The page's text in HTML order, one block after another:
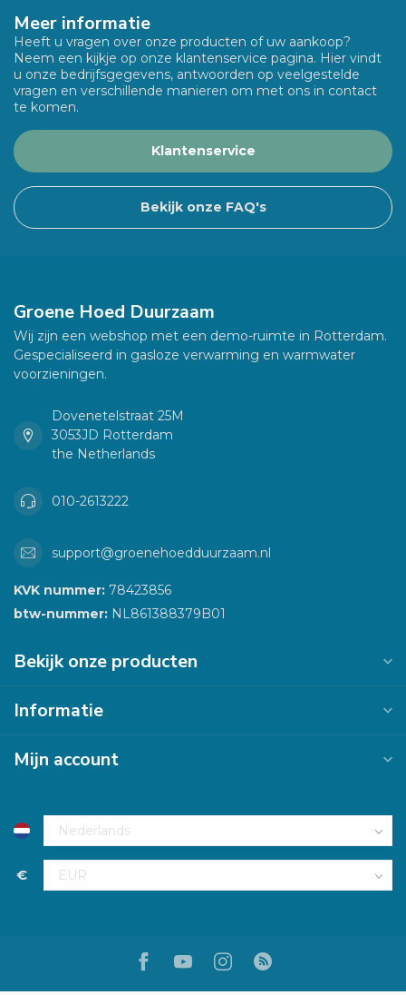
Meer informatie
Heeft u vragen over onze producten of uw aankoop?
Neem een kijkje op onze klantenservice pagina. Hier vindt
u onze bedrijfsgegevens, antwoorden op veelgestelde
vragen en verschillende manieren om met ons in contact
te komen.
Klantenservice
Bekijk onze FAQ's
Groene Hoed Duurzaam
Wij zijn een webshop met een demo-ruimte in Rotterdam.
Gespecialiseerd in gasloze verwarming en warmwater
voorzieningen.
Dovenetelstraat 25M
3053JD Rotterdam
the Netherlands
010-2613222
support@groenehoedduurzaam.nl
KVK nummer: 78423856
btw-nummer: NL861388379B01
Bekijk onze producten
Informatie
Mijn account
€